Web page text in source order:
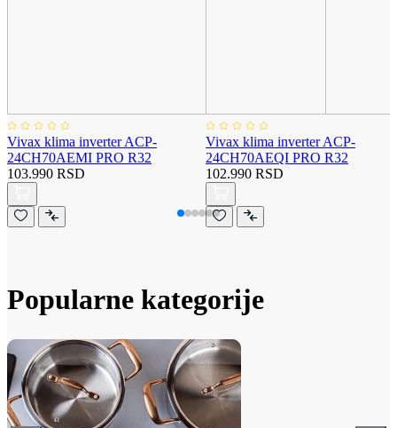
Vivax klima inverter ACP-
24CH70AEMI PRO R32
103.990 RSD
Vivax klima inverter ACP-
24CH70AEQI PRO R32
102.990 RSD
Popularne kategorije